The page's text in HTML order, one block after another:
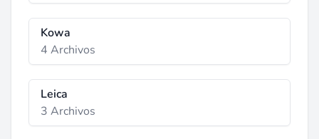
Kowa
4 Archivos
Leica
3 Archivos